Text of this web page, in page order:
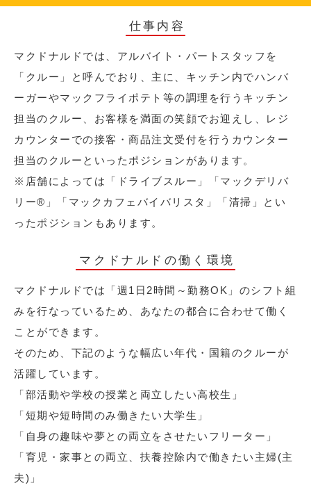
仕事内容
マクドナルドでは、アルバイト・パートスタッフを
「クルー」と呼んでおり、主に、キッチン内でハンバ
ーガーやマックフライポテト等の調理を行うキッチン
担当のクルー、お客様を満面の笑顔でお迎えし、レジ
カウンターでの接客・商品注文受付を行うカウンター
担当のクルーといったポジションがあります。
※店舗によっては「ドライブスルー」「マックデリバ
リー®︎」「マックカフェバイバリスタ」「清掃」とい
ったポジションもあります。
マクドナルドの働く環境
マクドナルドでは「週1日2時間～勤務OK」のシフト組
みを行なっているため、あなたの都合に合わせて働く
ことができます。
そのため、下記のような幅広い年代・国籍のクルーが
活躍しています。
「部活動や学校の授業と両立したい高校生」
「短期や短時間のみ働きたい大学生」
「自身の趣味や夢との両立をさせたいフリーター」
「育児・家事との両立、扶養控除内で働きたい主婦(主
夫)」